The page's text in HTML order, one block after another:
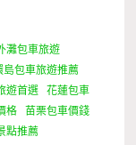
灘包車旅遊
島包車旅遊推薦
遊首選
花蓮包車
格
苗栗包車價錢
點推薦